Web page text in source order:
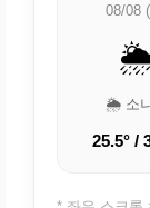
08/08
🌦️ 소
25.5° /